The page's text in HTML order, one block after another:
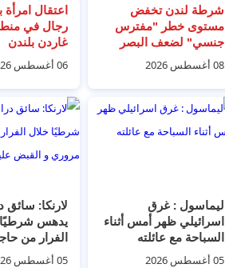
شرطة لندن تخفض
مستوى خطر "مفترس
جنسي" لضعف البصر
واغتصاب
08 أغسطس 2026
رجال في
غاردن بلندن
06 أغسطس 2026
ليماسول : غرق
اسرائيلي ظهر أمس أثناء
السباحة مع عائلته
05 أغسطس 2026
لارنكا: سائق
يدهس شرطيًا
الفرار من
القبض عليه05 أغسطس 2026